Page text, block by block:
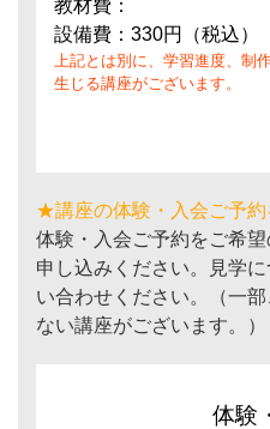
教材費：
設備費：330円（税込）
上記とは別に、学習進度、制
生じる講座がございます。
★講座の体験・入会ご予約
体験・入会ご予約をご希
申し込みください。見学
い合わせください。（一
ない講座がございます。）
体験